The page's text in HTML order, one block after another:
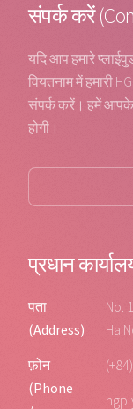
संपर्क करें
यदि आप हमारे
वियतनाम में हमारी
संपर्क करें। हमें आपके
होगी।
प्रधान
पता
(Address)
No.
Ha
फ़ोन
(Phone